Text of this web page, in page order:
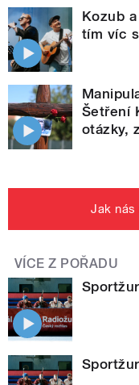
Kozub
tím víc
Šetření
otázky,
Jak nás
VÍCE Z POŘADU